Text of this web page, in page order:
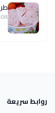
روابط سريعة